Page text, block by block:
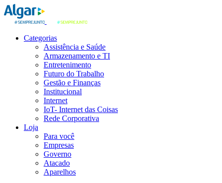
Categorias
Assistência e Saúde
Armazenamento e TI
Entretenimento
Futuro do Trabalho
Gestão e Finanças
Institucional
Internet
IoT- Internet das Coisas
Rede Corporativa
Loja
Para você
Empresas
Governo
Atacado
Aparelhos